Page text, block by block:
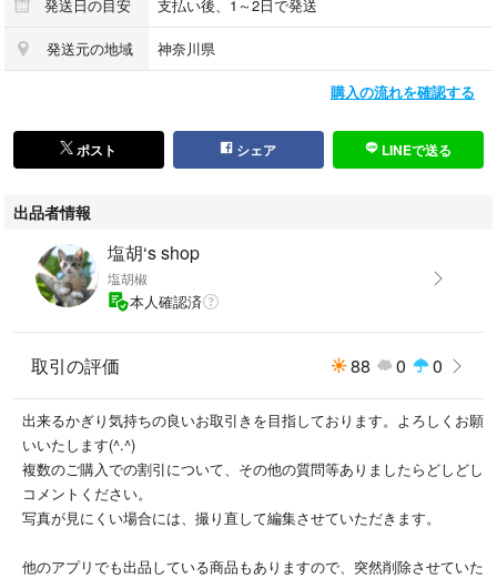
発送日の目安 支払い後、1～2日で発送
発送元の地域 神奈川県
購入の流れを確認する
ポスト シェア LINEで送る
出品者情報
塩胡‘s shop
塩胡椒
本人確認済
取引の評価 88 0 0
出来るかぎり気持ちの良いお取引きを目指しております。よろしくお願
いいたします(^.^)
複数のご購入での割引について、その他の質問等ありましたらどしどし
コメントください。
写真が見にくい場合には、撮り直して編集させていただきます。
他のアプリでも出品している商品もありますので、突然削除させていた